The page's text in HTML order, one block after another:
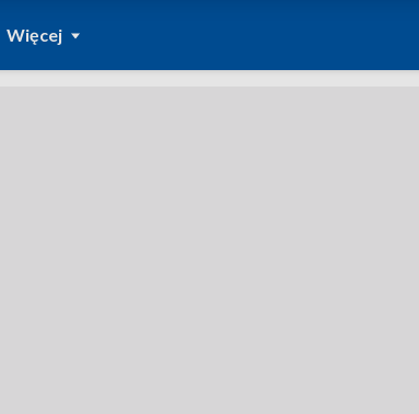
Więcej